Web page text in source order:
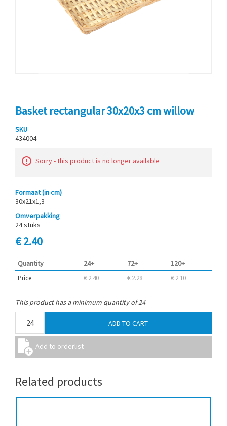
Basket rectangular 30x20x3 cm willow
SKU
434004
Sorry - this product is no longer available
Formaat (in cm)
30x21x1,3
Omverpakking
24 stuks
€ 2.40
Quantity 24+ 72+ 120+
Price € 2.40 € 2.28 € 2.10
This product has a minimum quantity of 24
Related products